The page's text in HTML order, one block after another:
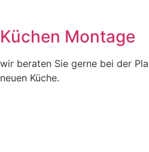
Küchen Montage
wir beraten Sie gerne bei der
neuen Küche.